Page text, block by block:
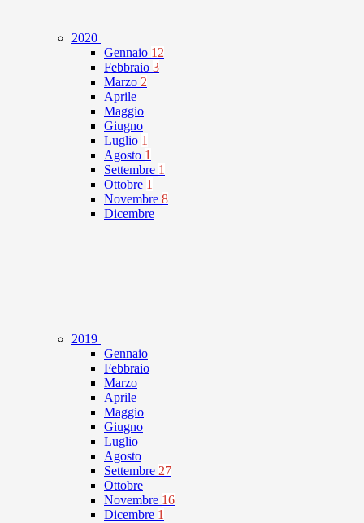
2020
Gennaio 12
Febbraio 3
Marzo 2
Aprile
Maggio
Giugno
Luglio 1
Agosto 1
Settembre 1
Ottobre 1
Novembre 8
Dicembre
2019
Gennaio
Febbraio
Marzo
Aprile
Maggio
Giugno
Luglio
Agosto
Settembre 27
Ottobre
Novembre 16
Dicembre 1